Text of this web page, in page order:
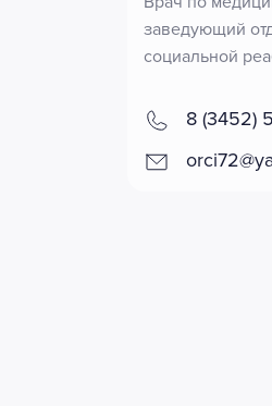
заведующий
социальной
8 (3452)